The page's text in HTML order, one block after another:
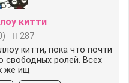
китти
)
287
китти, пока что почти
свободных ролей. Всех
же ищ